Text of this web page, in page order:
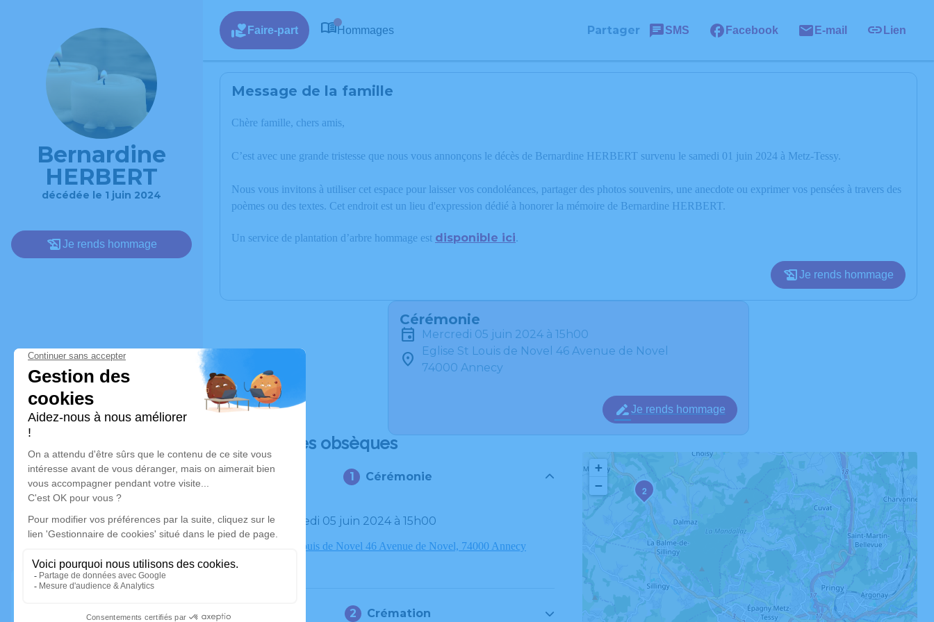
Bernardine
HERBERT
décédée le 1 juin 2024
Je rends hommage
Faire-part Hommages Partager SMS Facebook E-mail Lien
Message de la famille
Chère famille, chers amis,
C’est avec une grande tristesse que nous vous annonçons le décès de Bernardine HERBERT survenu le samedi 01 juin 2024 à Metz-Tessy.
Nous vous invitons à utiliser cet espace pour laisser vos condoléances, partager des photos souvenirs, une anecdote ou exprimer vos pensées à travers des
poèmes ou des textes. Cet endroit est un lieu d'expression dédié à honorer la mémoire de Bernardine HERBERT.
Un service de plantation d’arbre hommage est disponible ici.
Je rends hommage
Cérémonie
mercredi 05 juin 2024 à 15h00
Eglise St Louis de Novel 46 Avenue de Novel
74000 Annecy
Je rends hommage
Déroulé des obsèques
Cérémonie
Le mercredi 05 juin 2024 à 15h00
Eglise St Louis de Novel 46 Avenue de Novel, 74000 Annecy
Crémation
2
+
−